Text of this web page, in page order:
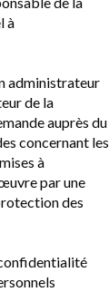
à
administrateur
de la
auprès du
concernant les
à
par une
des